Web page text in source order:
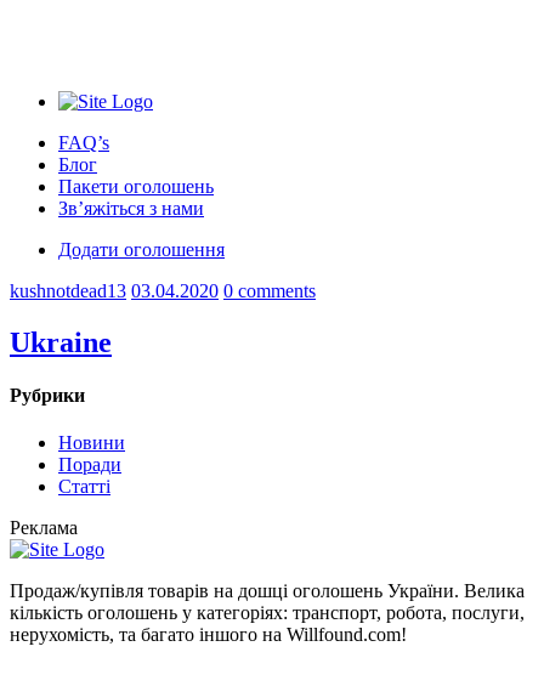
FAQ’s
Блог
Пакети оголошень
Зв’яжіться з нами
Додати оголошення
kushnotdead13 03.04.2020 0 comments
Ukraine
Рубрики
Новини
Поради
Статтi
Реклама
Продаж/купівля товарів на дошці оголошень України. Велика
кількість оголошень у категоріях: транспорт, робота, послуги,
нерухомість, та багато іншого на Willfound.com!